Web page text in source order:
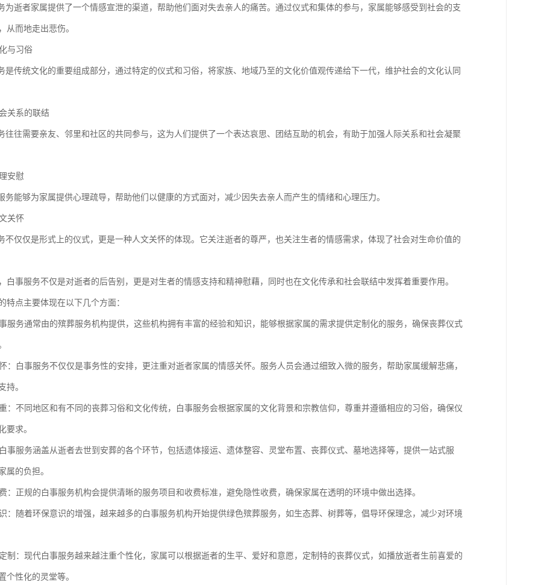
为逝者家属提供了一个情感宣泄的渠道，帮助他们面对失去亲人的痛苦。通过仪式和集体的参与，家属能够感受到社会的支
从而地走出悲伤。
与习俗
是传统文化的重要组成部分，通过特定的仪式和习俗，将家族、地域乃至的文化价值观传递给下一代，维护社会的文化认同
关系的联结
往往需要亲友、邻里和社区的共同参与，这为人们提供了一个表达哀思、团结互助的机会，有助于加强人际关系和社会凝聚
安慰
务能够为家属提供心理疏导，帮助他们以健康的方式面对，减少因失去亲人而产生的情绪和心理压力。
关怀
不仅仅是形式上的仪式，更是一种人文关怀的体现。它关注逝者的尊严，也关注生者的情感需求，体现了社会对生命价值的
白事服务不仅是对逝者的后告别，更是对生者的情感支持和精神慰藉，同时也在文化传承和社会联结中发挥着重要作用。
特点主要体现在以下几个方面：
服务通常由的殡葬服务机构提供，这些机构拥有丰富的经验和知识，能够根据家属的需求提供定制化的服务，确保丧葬仪式
：白事服务不仅仅是事务性的安排，更注重对逝者家属的情感关怀。服务人员会通过细致入微的服务，帮助家属缓解悲痛，
持。
：不同地区和有不同的丧葬习俗和文化传统，白事服务会根据家属的文化背景和宗教信仰，尊重并遵循相应的习俗，确保仪
要求。
事服务涵盖从逝者去世到安葬的各个环节，包括遗体接运、遗体整容、灵堂布置、丧葬仪式、墓地选择等，提供一站式服
属的负担。
：正规的白事服务机构会提供清晰的服务项目和收费标准，避免隐性收费，确保家属在透明的环境中做出选择。
：随着环保意识的增强，越来越多的白事服务机构开始提供绿色殡葬服务，如生态葬、树葬等，倡导环保理念，减少对环境
制：现代白事服务越来越注重个性化，家属可以根据逝者的生平、爱好和意愿，定制特的丧葬仪式，如播放逝者生前喜爱的
个性化的灵堂等。